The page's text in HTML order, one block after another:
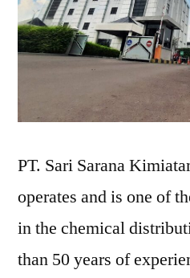
PT. Sari Sarana
operates and is one of
in the chemical
than 50 years of